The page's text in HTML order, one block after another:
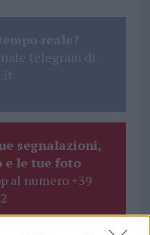
reale?
telegram di
segnalazioni,
e le tue foto
al numero +39